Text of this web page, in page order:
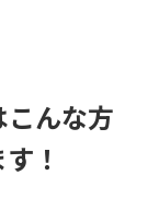
こんな方
！